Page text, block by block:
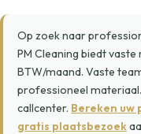
Op zoek naar
PM Cleaning biedt
BTW/maand. Vaste
professioneel
callcenter. Bereken uw
gratis plaatsbezoek